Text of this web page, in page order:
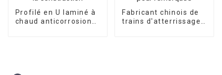
Profilé en U laminé à
chaud anticorrosion
Fabricant chinois de
trains d'atterrissage